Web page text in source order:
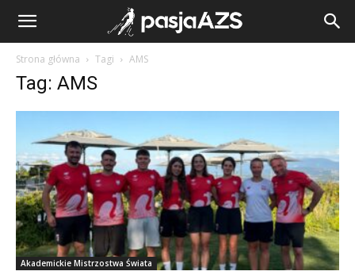
Strona główna Tagi AMS
Tag: AMS
Akademickie Mistrzostwa Świata